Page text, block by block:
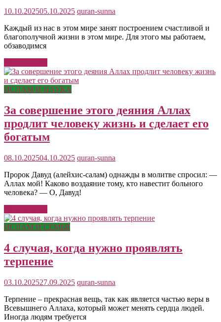
10.10.202505.10.2025 quran-sunna
Каждый из нас в этом мире занят построением счастливой и
благополучной жизни в этом мире. Для этого мы работаем,
обзаводимся
ИСЛАМ И НАУКА
За совершение этого деяния Аллах
продлит человеку жизнь и сделает его
богатым
08.10.202504.10.2025 quran-sunna
Пророк Давуд (алейхис-салам) однажды в молитве спросил: —
Аллах мой! Каково воздаяние тому, кто навестит больного
человека? — О, Давуд!
ИСЛАМ И СЕМЬЯ
4 случая, когда нужно проявлять
терпение
03.10.202527.09.2025 quran-sunna
Терпение – прекрасная вещь, так как является частью веры в
Всевышнего Аллаха, который может менять сердца людей.
Иногда людям требуется